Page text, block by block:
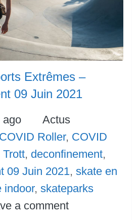
Extrêmes –
09 Juin 2021
ago Categories
Actus
COVID Roller, COVID
, deconfinement,
09 Juin 2021, skate en
indoor, skateparks
a comment